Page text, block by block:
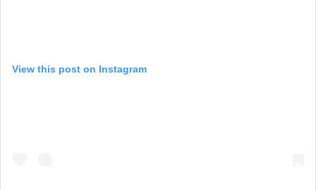
View this post on Instagram